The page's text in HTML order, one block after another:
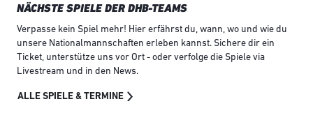
NÄCHSTE SPIELE DER DHB-TEAMS
Verpasse kein Spiel mehr! Hier erfährst du, wann, wo und wie du
unsere Nationalmannschaften erleben kannst. Sichere dir ein
Ticket, unterstütze uns vor Ort - oder verfolge die Spiele via
Livestream und in den News.
ALLE SPIELE & TERMINE